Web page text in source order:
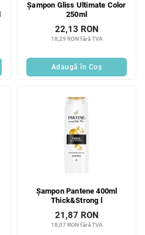
Șampon Gliss Ultimate Color
250ml
18,29 RON fără TVA
22,13 RON
Adaugă în Coş
Șampon Pantene 400ml
Thick&Strong l
18,07 RON fără TVA
21,87 RON